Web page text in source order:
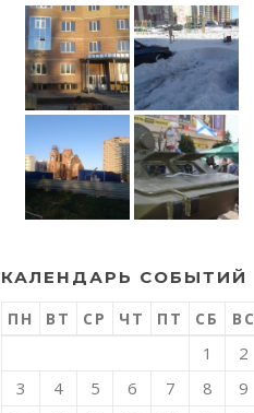
КАЛЕНДАРЬ СОБЫТИЙ
ПН ВТ СР ЧТ ПТ СБ ВС
1
2
3
4 5 6 7 8
9